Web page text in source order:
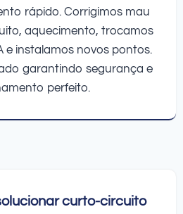
rápido. Corrigimos mau
aquecimento, trocamos
e instalamos novos pontos.
garantindo segurança e
perfeito.
curto-circuito